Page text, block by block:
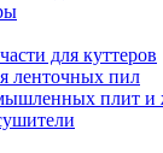
для куттеров
ленточных пил
плит и